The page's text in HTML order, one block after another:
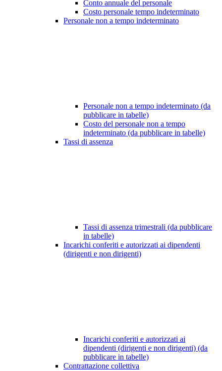
Conto annuale del personale
Costo personale tempo indeterminato
Personale non a tempo indeterminato
Personale non a tempo indeterminato (da
pubblicare in tabelle)
Costo del personale non a tempo
indeterminato (da pubblicare in tabelle)
Tassi di assenza
Tassi di assenza trimestrali (da pubblicare
in tabelle)
Incarichi conferiti e autorizzati ai dipendenti
(dirigenti e non dirigenti)
Incarichi conferiti e autorizzati ai
dipendenti (dirigenti e non dirigenti) (da
pubblicare in tabelle)
Contrattazione collettiva